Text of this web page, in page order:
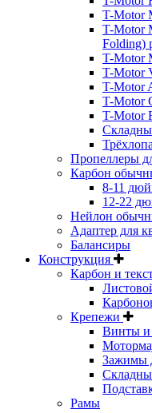
T-Motor
T-Motor
Folding)
T-Motor
T-Motor
T-Motor
T-Motor
T-Motor
Пропеллеры
Карбон
8-11
12-22
Нейлон
Адаптер для
Балансиры
Конструкция
Карбон и
Крепежи
Винты и
Зажимы
Рамы